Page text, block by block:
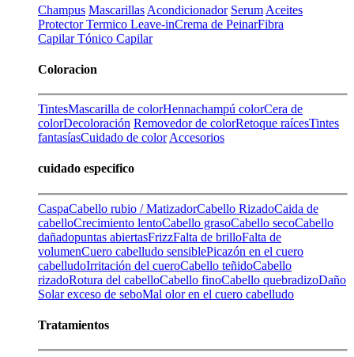
Champus Mascarillas Acondicionador Serum Aceites
Protector Termico Leave-inCrema de PeinarFibra
CapilarTónico Capilar
Coloracion
TintesMascarilla de colorHennachampú colorCera de
colorDecoloración Removedor de colorRetoque raícesTintes
fantasíasCuidado de color Accesorios
cuidado especifico
CaspaCabello rubio / MatizadorCabello RizadoCaida de
cabelloCrecimiento lentoCabello grasoCabello secoCabello
dañadopuntas abiertasFrizzFalta de brilloFalta de
volumenCuero cabelludo sensiblePicazón en el cuero
cabelludoIrritación del cueroCabello teñidoCabello
rizadoRotura del cabelloCabello finoCabello quebradizoDaño
Solarexceso de seboMal olor en el cuero cabelludo
Tratamientos